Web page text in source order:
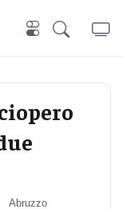
Abruzzo